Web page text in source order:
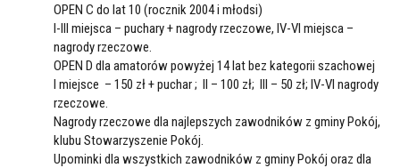
OPEN C do lat 10 (rocznik 2004 i młodsi)
I-III miejsca – puchary + nagrody rzeczowe, IV-VI miejsca –
nagrody rzeczowe.
OPEN D dla amatorów powyżej 14 lat bez kategorii szachowej
I miejsce – 150 zł + puchar ; II – 100 zł; III – 50 zł; IV-VI nagrody
rzeczowe.
Nagrody rzeczowe dla najlepszych zawodników z gminy Pokój,
klubu Stowarzyszenie Pokój.
Upominki dla wszystkich zawodników z gminy Pokój oraz dla